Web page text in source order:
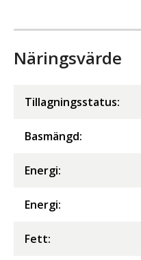
Näringsvärde
Tillagningsstatus:
Basmängd:
Energi:
Energi:
Fett: